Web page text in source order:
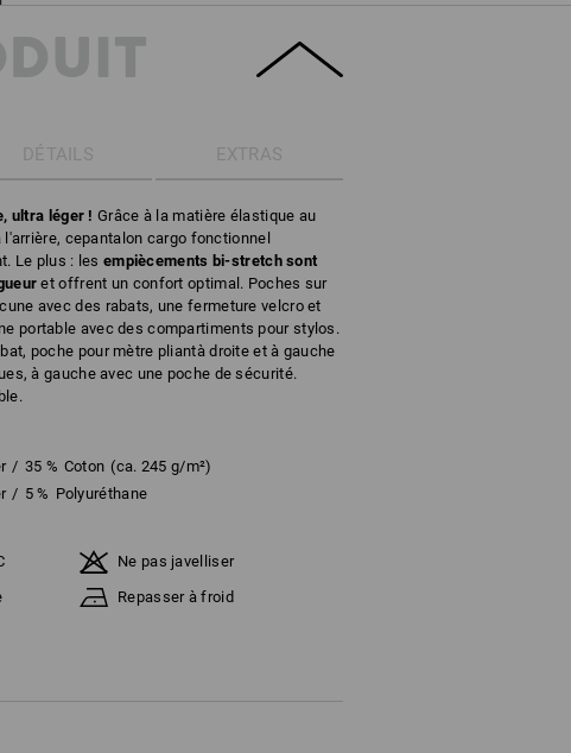
DÉTAILS EXTRAS
ultra léger ! Grâce à la matière élastique au
cepantalon cargo fonctionnel
Le plus : les empiècements bi-stretch sont
et offrent un confort optimal. Poches sur
avec des rabats, une fermeture velcro et
portable avec des compartiments pour stylos.
poche pour mètre pliantà droite et à gauche
à gauche avec une poche de sécurité.
/ 35 % Coton (ca. 245 g/m²)
/ 5% Polyuréthane
Ne pas javelliser
Repasser à froid